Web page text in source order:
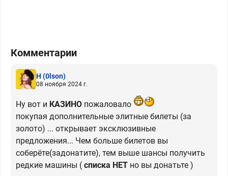
Комментарии
H (0lson)
08 ноября 2024 г.
Ну вот и КАЗИНО пожаловало
покупая дополнительные элитные билеты (за
золото) ... открывает эксклюзивные
предложения... Чем больше билетов вы
соберёте(задонатите), тем выше шансы получить
редкие машины ( списка НЕТ но вы донатьте )